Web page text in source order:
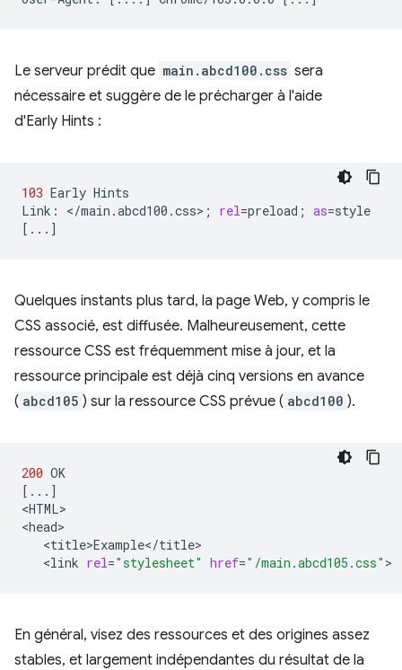
Le serveur prédit que main.abcd100.css sera
nécessaire et suggère de le précharger à l'aide
d'Early Hints :
103 Early Hints
Link:
</main.abcd100.css> ; rel=preload ; as=
[ ... ]
Quelques instants plus tard, la page Web, y compris le
CSS associé, est diffusée. Malheureusement, cette
ressource CSS est fréquemment mise à jour, et la
ressource principale est déjà cinq versions en avance
( abcd105 ) sur la ressource CSS prévue ( abcd100 ).
200
[ ... ]
<HTML>
<link rel="stylesheet" href="/main.abcd105.css"
En général, visez des ressources et des origines assez
stables, et largement indépendantes du résultat de la